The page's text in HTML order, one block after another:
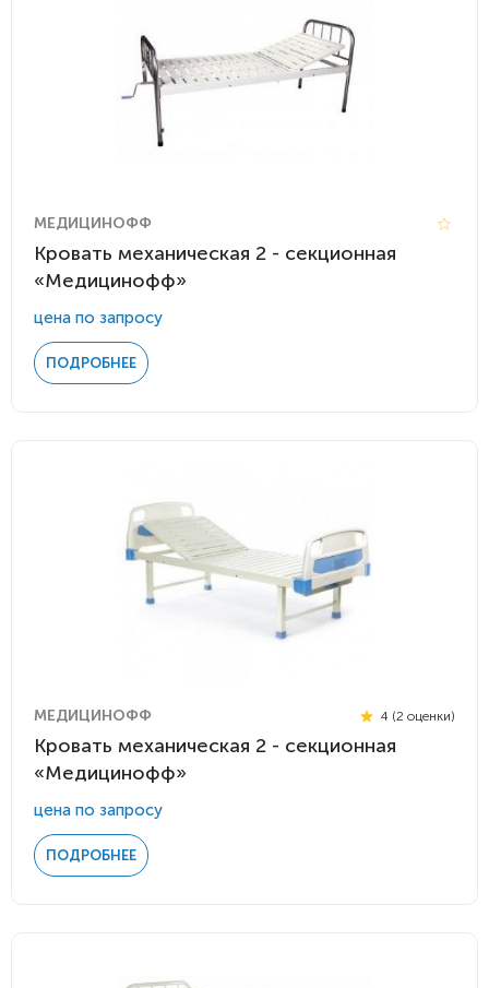
МЕДИЦИНОФФ
Кровать механическая 2 - секционная
«Медицинофф»
цена по запросу
ПОДРОБНЕЕ
МЕДИЦИНОФФ 4 (2 оценки)
Кровать механическая 2 - секционная
«Медицинофф»
цена по запросу
ПОДРОБНЕЕ